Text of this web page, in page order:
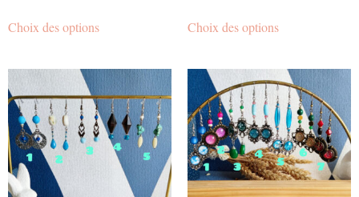
Choix des options Choix des options